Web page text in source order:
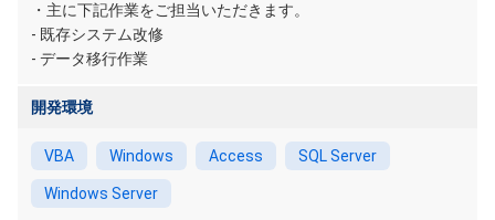
・主に下記作業をご担当いただきます。
- 既存システム改修
- データ移行作業
開発環境
VBA Windows Access SQL Server
Windows Server